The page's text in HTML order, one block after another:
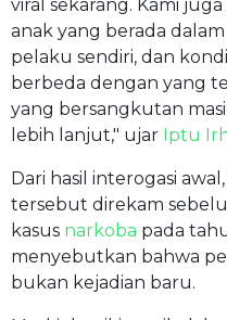
viral sekarang. Kami
anak yang berada
pelaku sendiri, dan
berbeda dengan yang
yang bersangkutan
lebih lanjut," ujar Iptu
Dari hasil interogasi
tersebut direkam
kasus narkoba pada
menyebutkan bahwa
bukan kejadian baru.